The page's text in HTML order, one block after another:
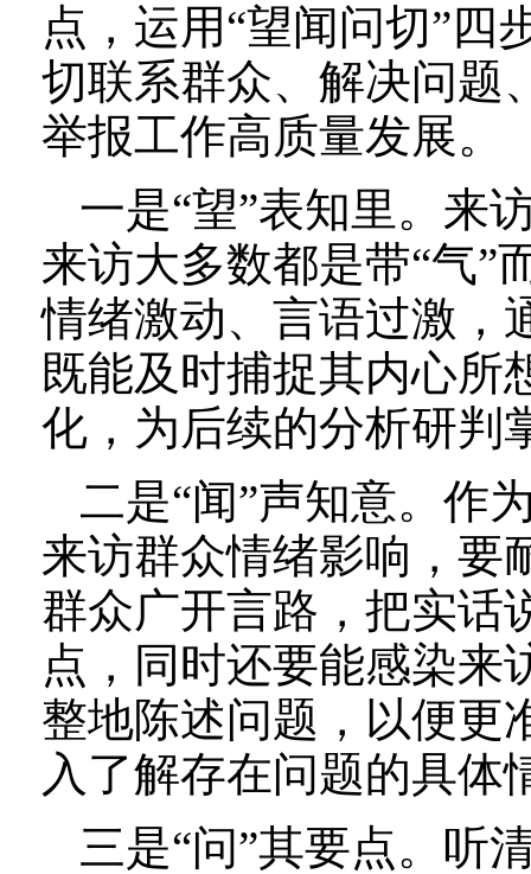
点，运用“望闻问切”四
切联系群众、解决问题
举报工作高质量发展。
一是“望”表知里。来
来访大多数都是带“气”
情绪激动、言语过激，
既能及时捕捉其内心所
化，为后续的分析研判
二是“闻”声知意。作
来访群众情绪影响，要
群众广开言路，把实话
点，同时还要能感染来
整地陈述问题，以便更
入了解存在问题的具体
三是“问”其要点。听